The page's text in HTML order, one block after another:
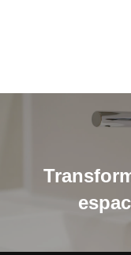
Navegación
entradas